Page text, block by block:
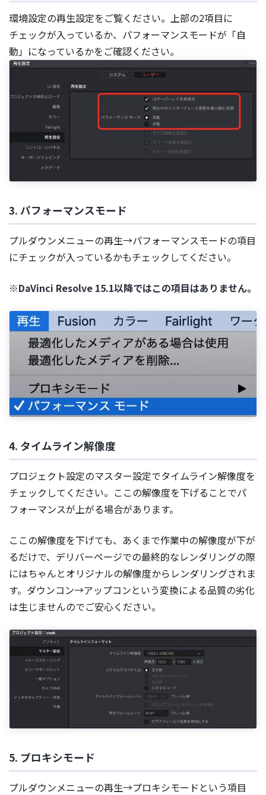
環境設定の再生設定をご覧ください。上部の2項目に
チェックが入っているか、パフォーマンスモードが「自
動」になっているかをご確認ください。
3. パフォーマンスモード
プルダウンメニューの再生→パフォーマンスモードの項目
にチェックが入っているかもチェックしてください。
※DaVinci Resolve 15.1以降ではこの項目はありません。
4. タイムライン解像度
プロジェクト設定のマスター設定でタイムライン解像度を
チェックしてください。ここの解像度を下げることでパ
フォーマンスが上がる場合があります。
ここの解像度を下げても、あくまで作業中の解像度が下が
るだけで、デリバーページでの最終的なレンダリングの際
にはちゃんとオリジナルの解像度からレンダリングされま
す。ダウンコン→アップコンという変換による品質の劣化
は生じませんのでご安心ください。
5. プロキシモード
プルダウンメニューの再生→プロキシモードという項目